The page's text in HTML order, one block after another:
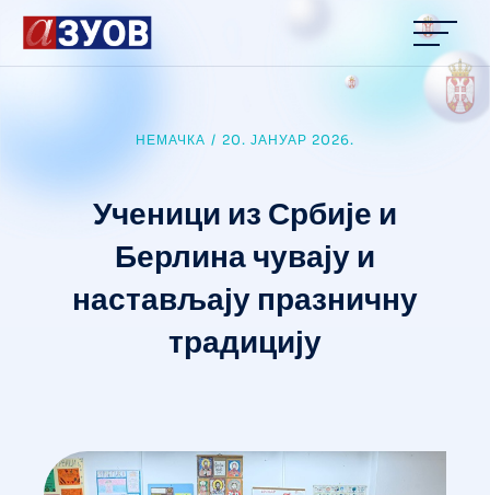
content
НЕМАЧКА / 20. ЈАНУАР 2026.
Ученици из Србије и
Берлина чувају и
настављају празничну
традицију